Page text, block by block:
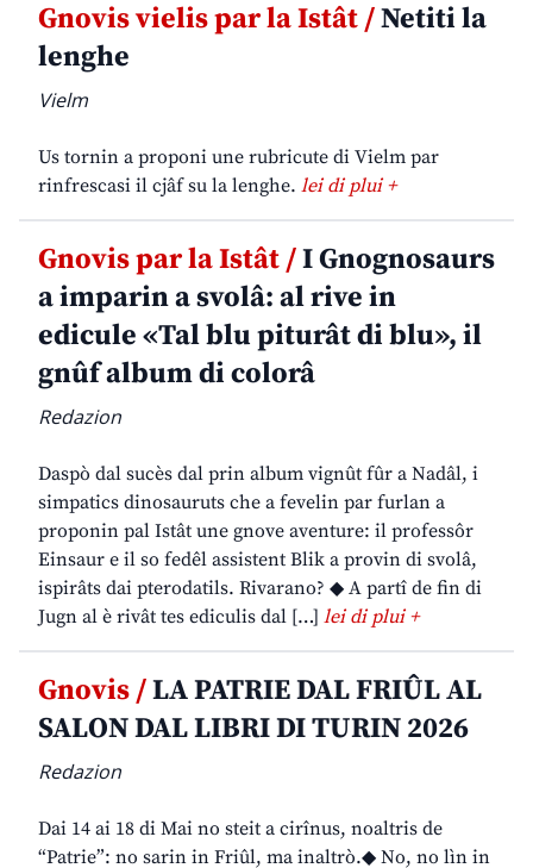
Gnovis vielis par la Istât /Netiti la
lenghe
Vielm
Us tornin a proponi une rubricute di Vielm par
rinfrescasi il cjâf su la lenghe. lei di plui +
Gnovis par la Istât /I Gnognosaurs
a imparin a svolâ: al rive in
edicule «Tal blu piturât di blu», il
gnûf album di colorâ
Redazion
Daspò dal sucès dal prin album vignût fûr a Nadâl, i
simpatics dinosauruts che a fevelin par furlan a
proponin pal Istât une gnove aventure: il professôr
Einsaur e il so fedêl assistent Blik a provin di svolâ,
ispirâts dai pterodatils. Rivarano? ◆ A partî de fin di
Jugn al è rivât tes ediculis dal […] lei di plui +
Gnovis /LA PATRIE DAL FRIÛL AL
SALON DAL LIBRI DI TURIN 2026
Redazion
Dai 14 ai 18 di Mai no steit a cirînus, noaltris de
“Patrie”: no sarin in Friûl, ma inaltrò.◆ No, no lìn in